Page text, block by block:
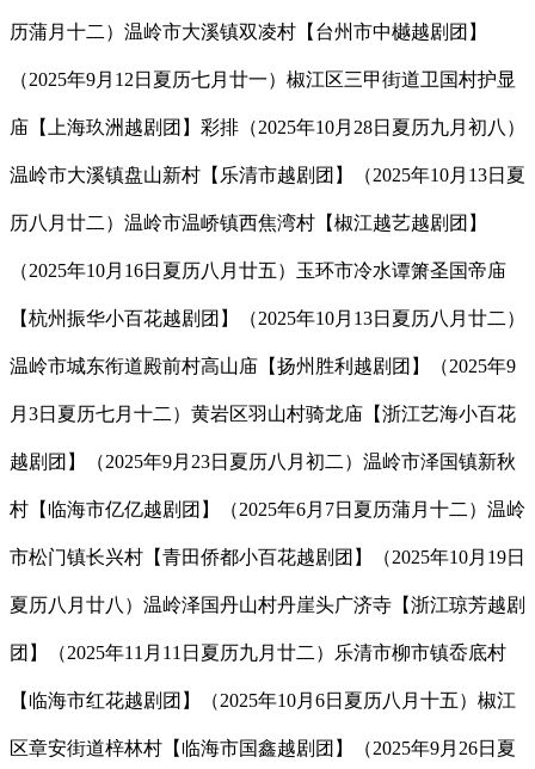
历蒲月十二）温岭市大溪镇双凌村【台州市中樾越剧团】
（2025年9月12日夏历七月廿一）椒江区三甲街道卫国村护显
庙【上海玖洲越剧团】彩排（2025年10月28日夏历九月初八）
温岭市大溪镇盘山新村【乐清市越剧团】（2025年10月13日夏
历八月廿二）温岭市温峤镇西焦湾村【椒江越艺越剧团】
（2025年10月16日夏历八月廿五）玉环市冷水谭箫圣国帝庙
【杭州振华小百花越剧团】（2025年10月13日夏历八月廿二）
温岭市城东衔道殿前村高山庙【扬州胜利越剧团】（2025年9
月3日夏历七月十二）黄岩区羽山村骑龙庙【浙江艺海小百花
越剧团】（2025年9月23日夏历八月初二）温岭市泽国镇新秋
村【临海市亿亿越剧团】（2025年6月7日夏历蒲月十二）温岭
市松门镇长兴村【青田侨都小百花越剧团】（2025年10月19日
夏历八月廿八）温岭泽国丹山村丹崖头广济寺【浙江琼芳越剧
团】（2025年11月11日夏历九月廿二）乐清市柳市镇岙底村
【临海市红花越剧团】（2025年10月6日夏历八月十五）椒江
区章安街道梓林村【临海市国鑫越剧团】（2025年9月26日夏